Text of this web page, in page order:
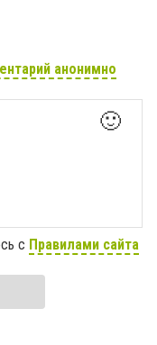
анонимно
🙂
с Правилами сайта